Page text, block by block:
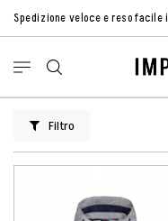
Spedizione veloce e reso
Filtro